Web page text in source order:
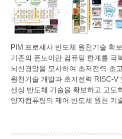
PIM 프로세서 반도체 원천기술 확
기존의 폰노이만 컴퓨팅 한계를 극
뇌신경망을 모사하여 초저전력·초
원천기술 개발과 초저전력 RISC-V
센싱 반도체 기술을 확보하고 고도
양자컴퓨팅의 제어 반도체 원천 기